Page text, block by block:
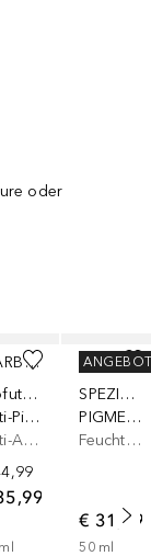
oder
MARBERT
Profutura
Anti-Pigment Serum
Anti-Aging Serum
ml
DADO SENS DERMACOSMETICS
SPEZIALPFLEGE
PIGMENTCARE
Feuchtigkeitsserum
€ 31,99
50 ml